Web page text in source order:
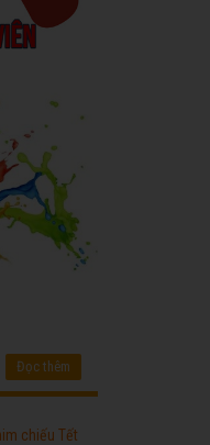
Đọc thêm
chiếu Tết